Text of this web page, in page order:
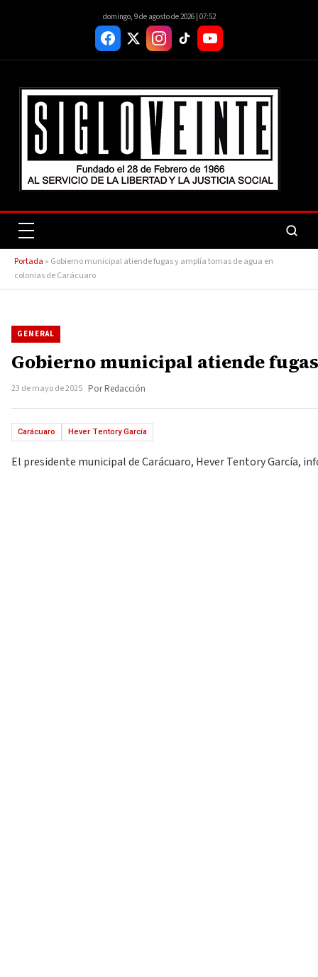
domingo, 9 de agosto de 2026 | 07:52
Portada » Gobierno municipal atiende fugas y amplía tomas de agua en
colonias de Carácuaro
GENERAL
Gobierno municipal atiende
23 de mayo de 2025 Por Redacción
Carácuaro Hever Tentory García
El presidente municipal de Carácuaro, Hever Tentory García,